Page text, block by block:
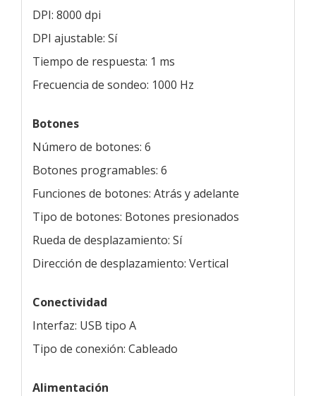
DPI: 8000 dpi
DPI ajustable: Sí
Tiempo de respuesta: 1 ms
Frecuencia de sondeo: 1000 Hz
Botones
Número de botones: 6
Botones programables: 6
Funciones de botones: Atrás y adelante
Tipo de botones: Botones presionados
Rueda de desplazamiento: Sí
Dirección de desplazamiento: Vertical
Conectividad
Interfaz: USB tipo A
Tipo de conexión: Cableado
Alimentación